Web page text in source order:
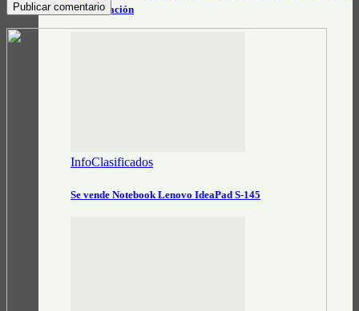
comunicación
InfoClasificados
Se vende Notebook Lenovo IdeaPad S-145